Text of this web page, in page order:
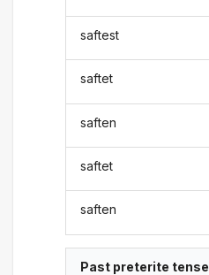
saftest
saftet
saften
saftet
saften
Past preterite tense